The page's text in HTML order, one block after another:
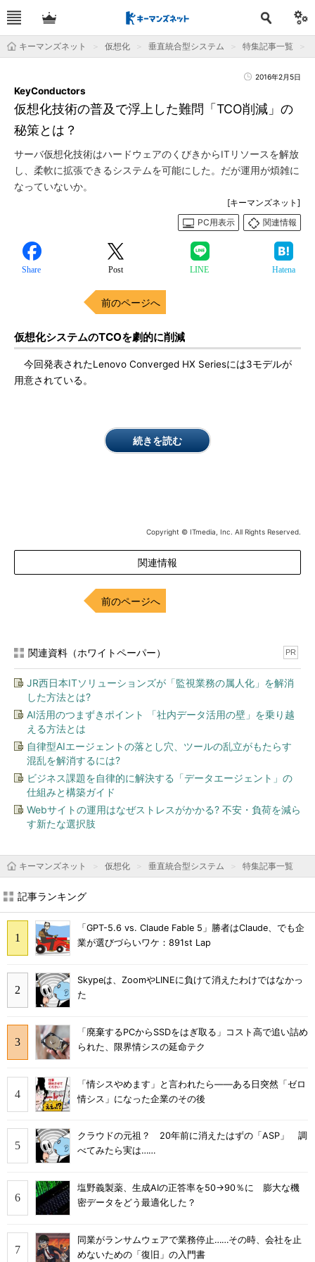
キーマンズネット 仮想化 垂直統合型システム 特集記事一覧
2016年2月5日
仮想化技術の普及で浮上した難問「TCO削減」の
秘策とは？
KeyConductors
サーバ仮想化技術はハードウェアのくびきからITリソースを解放
し、柔軟に拡張できるシステムを可能にした。だが運用が煩雑に
なっていないか。
[キーマンズネット]
PC用表示
関連情報
Share Post LINE Hatena
前のページへ
仮想化システムのTCOを劇的に削減
今回発表されたLenovo Converged HX Seriesには3モデルが
用意されている。
続きを読む
Copyright © ITmedia, Inc. All Rights Reserved.
関連情報
前のページへ
関連資料（ホワイトペーパー） PR
JR西日本ITソリューションズが「監視業務の属人化」を解消
した方法とは?
AI活用のつまずきポイント 「社内データ活用の壁」を乗り越
える方法とは
自律型AIエージェントの落とし穴、ツールの乱立がもたらす
混乱を解消するには?
ビジネス課題を自律的に解決する「データエージェント」の
仕組みと構築ガイド
Webサイトの運用はなぜストレスがかかる? 不安・負荷を減ら
す新たな選択肢
キーマンズネット 仮想化 垂直統合型システム 特集記事一覧
記事ランキング
「GPT-5.6 vs. Claude Fable 5」勝者はClaude、でも企
業が選びづらいワケ：891st Lap
Skypeは、ZoomやLINEに負けて消えたわけではなかっ
た
「廃棄するPCからSSDをはぎ取る」コスト高で追い詰め
られた、限界情シスの延命テク
「情シスやめます」と言われたら――ある日突然「ゼロ
情シス」になった企業のその後
クラウドの元祖？ 20年前に消えたはずの「ASP」 調
べてみたら実は……
塩野義製薬、生成AIの正答率を50→90％に 膨大な機
密データをどう最適化した？
同業がランサムウェアで業務停止……その時、会社を止
めないための「復旧」の入門書